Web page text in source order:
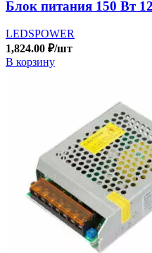
Блок питания 150 Вт
LEDSPOWER
1,824.00 ₽/шт
В корзину